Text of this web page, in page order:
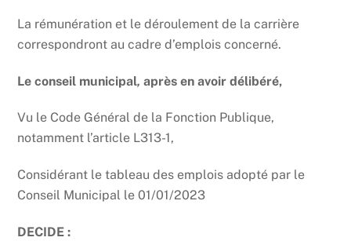
La rémunération et le déroulement de la carrière
correspondront au cadre d’emplois concerné.
Le conseil municipal, après en avoir délibéré,
Vu le Code Général de la Fonction Publique,
notamment l’article L313-1,
Considérant le tableau des emplois adopté par le
Conseil Municipal le 01/01/2023
DECIDE :